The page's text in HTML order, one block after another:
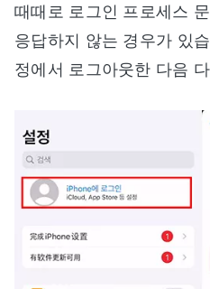
때때로 로그인 프로세스
응답하지 않는 경우가 있
정에서 로그아웃한 다음